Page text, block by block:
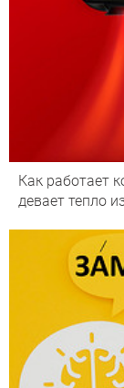
Как работает
девает тепло